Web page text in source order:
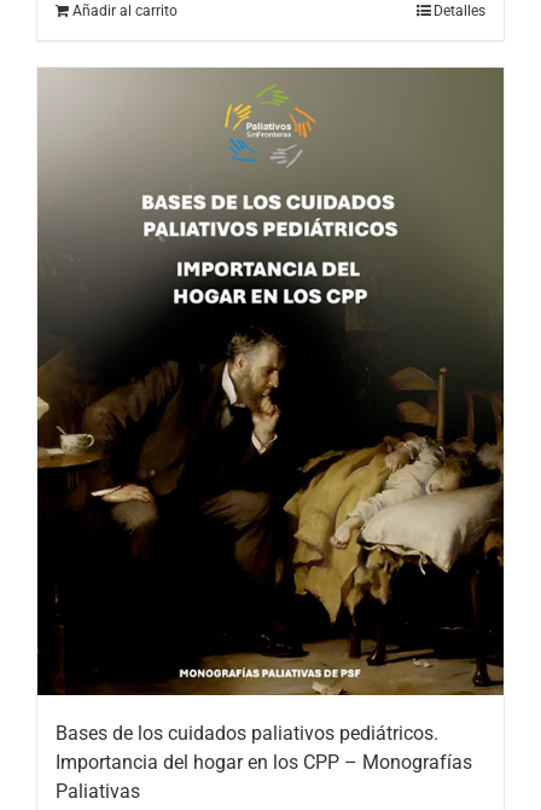
Añadir al carrito Detalles
Bases de los cuidados paliativos pediátricos.
Importancia del hogar en los CPP – Monografías
Paliativas